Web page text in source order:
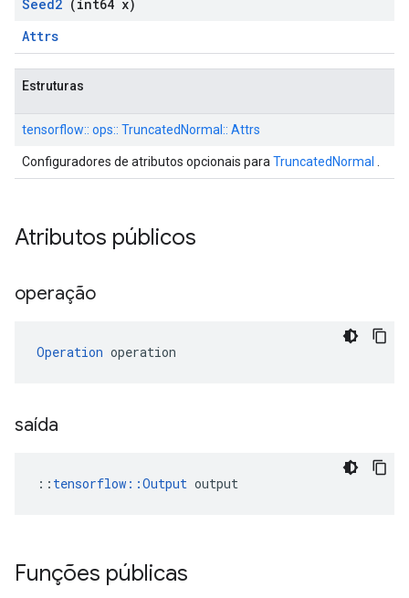
Seed2 (int64 x)
Attrs
Estruturas
tensorflow:: ops:: TruncatedNormal:: Attrs
Configuradores de atributos opcionais para TruncatedNormal
Atributos públicos
operação
Operation operation
saída
:: tensorflow::Output output
Funções públicas